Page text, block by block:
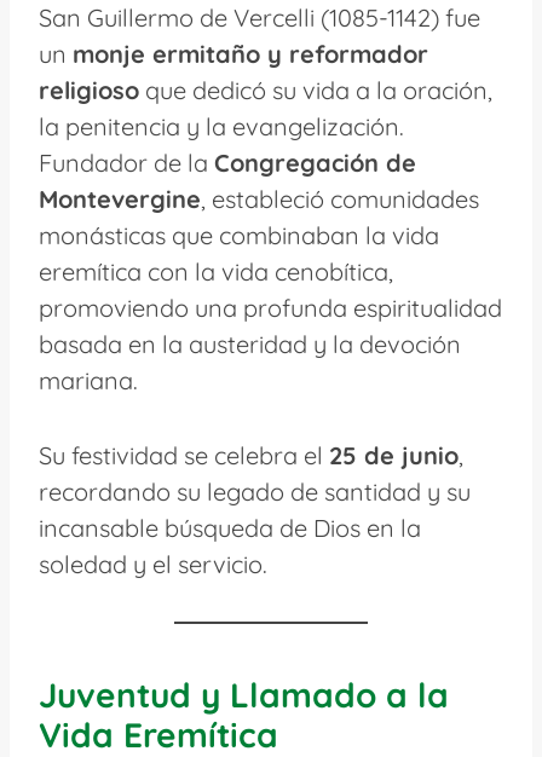
San Guillermo de Vercelli (1085-1142) fue
un monje ermitaño y reformador
religioso que dedicó su vida a la oración,
la penitencia y la evangelización.
Fundador de la Congregación de
Montevergine, estableció comunidades
monásticas que combinaban la vida
eremítica con la vida cenobítica,
promoviendo una profunda espiritualidad
basada en la austeridad y la devoción
mariana.
Su festividad se celebra el 25 de junio,
recordando su legado de santidad y su
incansable búsqueda de Dios en la
soledad y el servicio.
Juventud y Llamado a la
Vida Eremítica